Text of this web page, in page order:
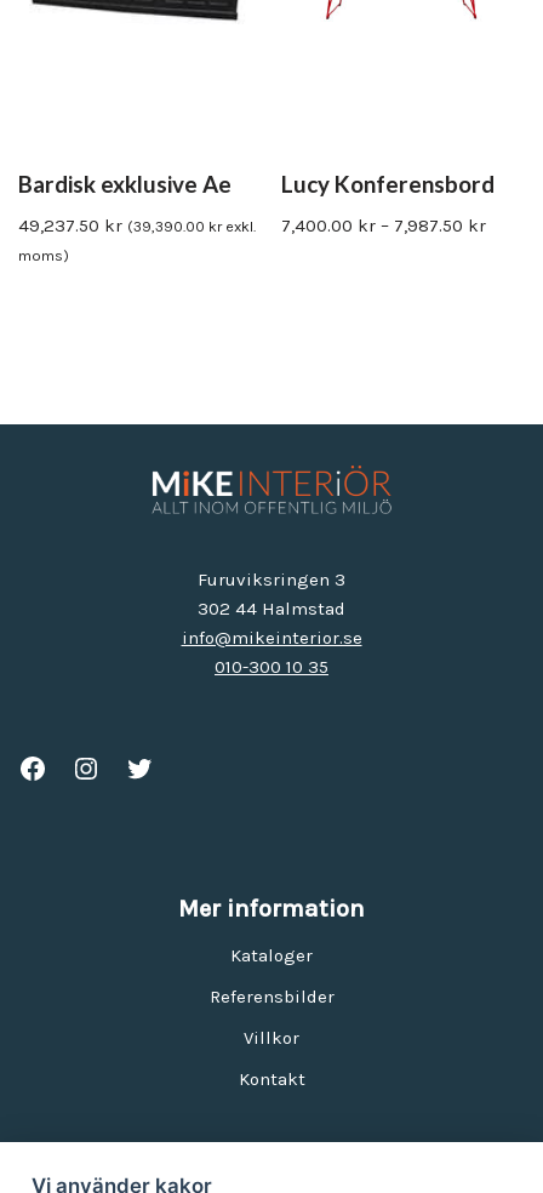
Bardisk exklusive Ae
49,237.50 kr (39,390.00 krexkl.
moms)
Lucy Konferensbord
7,400.00 kr – 7,987.50 kr
Furuviksringen 3
302 44 Halmstad
info@mikeinterior.se
010-300 10 35
Mer information
Kataloger
Referensbilder
Villkor
Kontakt
Vi använder kakor